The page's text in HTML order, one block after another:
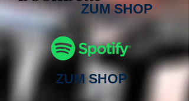
ZUM SHOP
ZUM SHOP